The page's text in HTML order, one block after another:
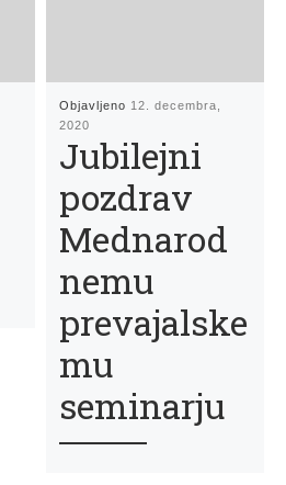
Objavljeno 12. decembra,
2020
Jubilejni
pozdrav
Mednarod
nemu
prevajalske
mu
seminarju